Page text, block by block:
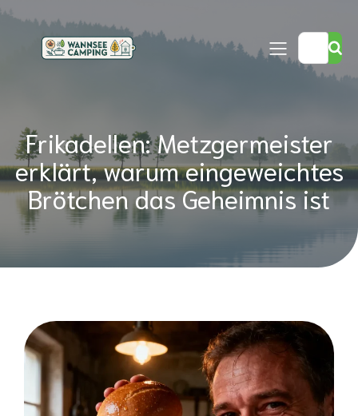
Frikadellen: Metzgermeister
erklärt, warum eingeweichtes
Brötchen das Geheimnis ist